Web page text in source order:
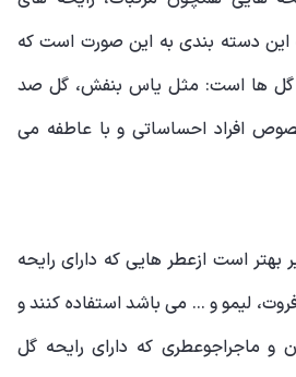
این دسته بندی به این صورت است که
گل ها است: مثل یاس بنفش، گل صد
افراد احساساتی و با عاطفه می
بهتر است ازعطر هایی که دارای رایحه
لیمو و ... می باشد استفاده کنند و
و ماجراجوعطری که دارای رایحه گل